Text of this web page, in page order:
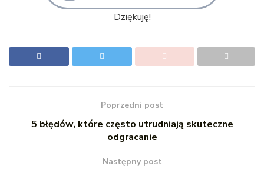
Dziękuję!
Poprzedni post
5 błędów, które często utrudniają skuteczne
odgracanie
Następny post